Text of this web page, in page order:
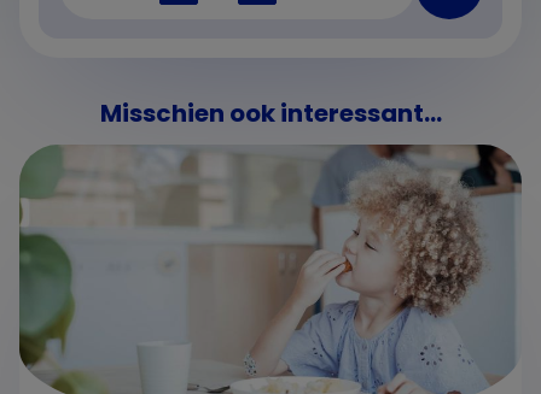
Misschien ook interessant...